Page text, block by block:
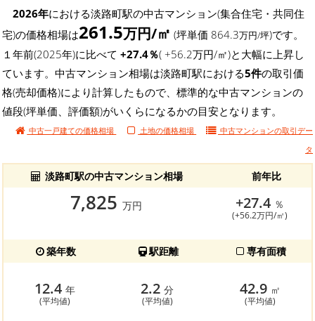
2026年における淡路町駅の中古マンション(集合住宅・共同住
宅)の価格相場は261.5万円/㎡ (坪単価 864.3万円/坪)です。
１年前(2025年)に比べて +27.4％( +56.2万円/㎡)と大幅に上昇し
ています。中古マンション相場は淡路町駅における5件の取引価
格(売却価格)により計算したもので、標準的な中古マンションの
値段(坪単価、評価額)がいくらになるかの目安となります。
中古一戸建ての価格相場 土地の価格相場 中古マンションの取引デー
タ
淡路町駅の中古マンション相場 前年比
7,825 万円 +27.4 ％
(+56.2万円/㎡)
築年数 駅距離 専有面積
12.4 年
(平均値)
2.2分
(平均値)
42.9 ㎡
(平均値)